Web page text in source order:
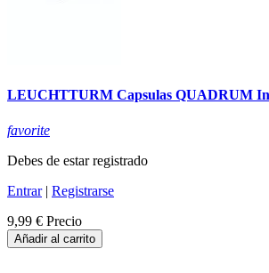
LEUCHTTURM Capsulas QUADRUM
favorite
Debes de estar registrado
Entrar| Registrarse
9,99 € Precio
Añadir al carrito